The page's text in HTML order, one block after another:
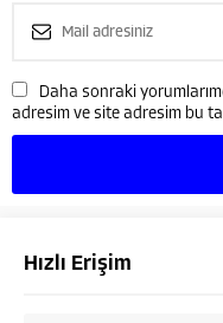
Daha sonraki
adresim ve site adresim bu
Hızlı Erişim